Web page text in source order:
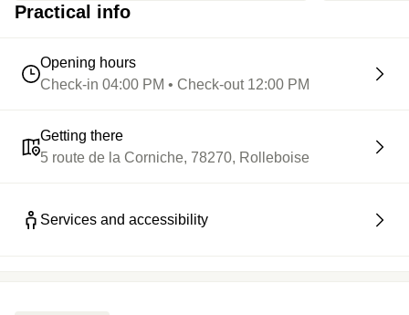
au spa ne fonctionnait pas. Le petit-
vue très agréable.
Practical info
Opening hours
Check-in 04:00 PM • Check-out 12:00 PM
Getting there
5 route de la Corniche, 78270, Rolleboise
Services and accessibility